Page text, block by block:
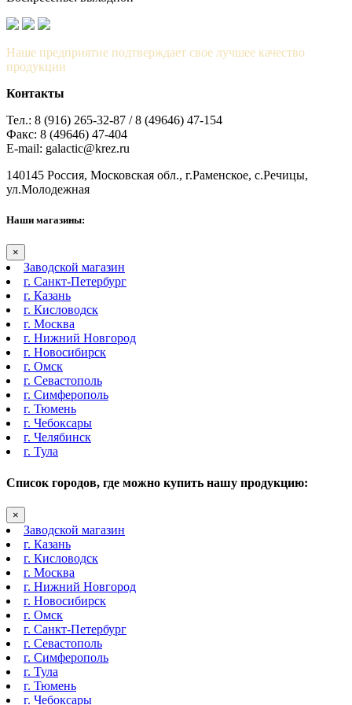
Наше предприятие подтверждает свое лучшее качество
продукции
Контакты
Тел.: 8 (916) 265-32-87 / 8 (49646) 47-154
Факс: 8 (49646) 47-404
E-mail: galactic@krez.ru
140145 Россия, Московская обл., г.Раменское, с.Речицы,
ул.Молодежная
Наши магазины:
×
Заводской магазин
г. Санкт-Петербург
г. Казань
г. Кисловодск
г. Москва
г. Нижний Новгород
г. Новосибирск
г. Омск
г. Севастополь
г. Симферополь
г. Тюмень
г. Чебоксары
г. Челябинск
г. Тула
Список городов, где можно купить нашу продукцию:
×
Заводской магазин
г. Казань
г. Кисловодск
г. Москва
г. Нижний Новгород
г. Новосибирск
г. Омск
г. Санкт-Петербург
г. Севастополь
г. Симферополь
г. Тула
г. Тюмень
г. Чебоксары